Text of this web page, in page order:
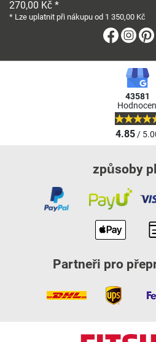
270,00 Kč *
* Lze uplatnit při nákupu od 1 350,00 Kč
43581
4.85/
způsoby
Partneři pro